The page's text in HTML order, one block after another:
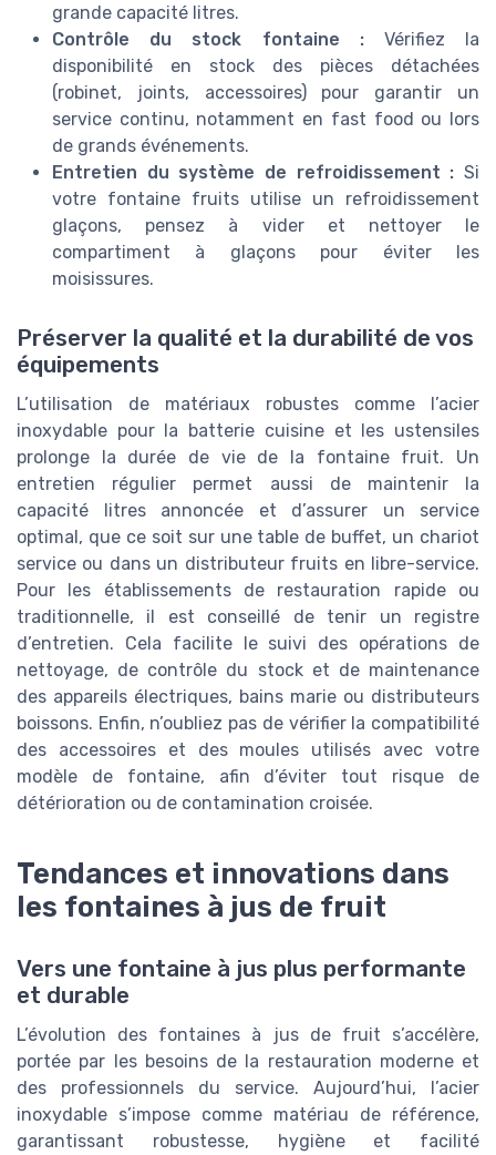
grande capacité litres.
Contrôle du stock fontaine :Vérifiez la
disponibilité en stock des pièces détachées
(robinet, joints, accessoires) pour garantir un
service continu, notamment en fast food ou lors
de grands événements.
Entretien du système de refroidissement : Si
votre fontaine fruits utilise un refroidissement
glaçons, pensez à vider et nettoyer le
compartiment à glaçons pour éviter les
moisissures.
Préserver la qualité et la durabilité de vos
équipements
L’utilisation de matériaux robustes comme l’acier
inoxydable pour la batterie cuisine et les ustensiles
prolonge la durée de vie de la fontaine fruit. Un
entretien régulier permet aussi de maintenir la
capacité litres annoncée et d’assurer un service
optimal, que ce soit sur une table de buffet, un chariot
service ou dans un distributeur fruits en libre-service.
Pour les établissements de restauration rapide ou
traditionnelle, il est conseillé de tenir un registre
d’entretien. Cela facilite le suivi des opérations de
nettoyage, de contrôle du stock et de maintenance
des appareils électriques, bains marie ou distributeurs
boissons. Enfin, n’oubliez pas de vérifier la compatibilité
des accessoires et des moules utilisés avec votre
modèle de fontaine, afin d’éviter tout risque de
détérioration ou de contamination croisée.
Tendances et innovations dans
les fontaines à jus de fruit
Vers une fontaine à jus plus performante
et durable
L’évolution des fontaines à jus de fruit s’accélère,
portée par les besoins de la restauration moderne et
des professionnels du service. Aujourd’hui, l’acier
inoxydable s’impose comme matériau de référence,
garantissant robustesse, hygiène et facilité